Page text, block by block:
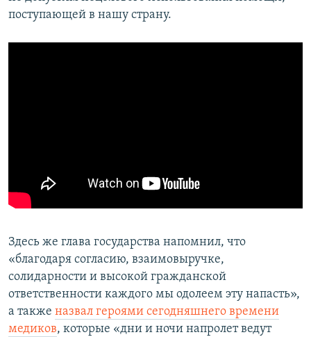
поступающей в нашу страну.
Здесь же глава государства напомнил, что
«благодаря согласию, взаимовыручке,
солидарности и высокой гражданской
ответственности каждого мы одолеем эту напасть»,
а также назвал героями сегодняшнего времени
медиков, которые «дни и ночи напролет ведут